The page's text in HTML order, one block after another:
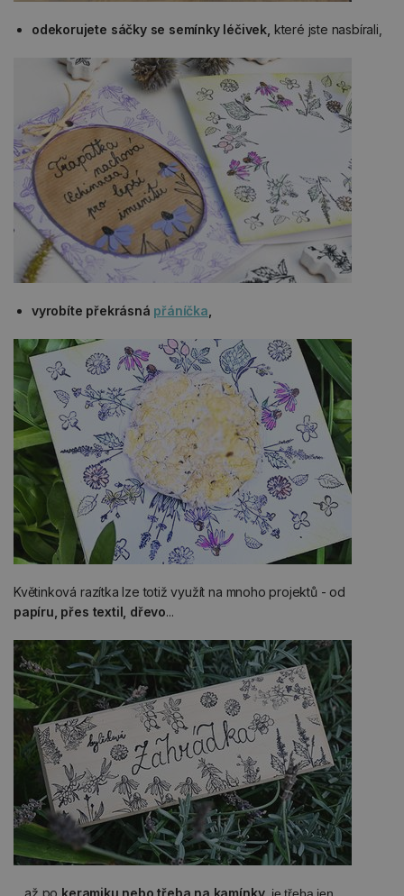
odekorujete sáčky se semínky léčivek, které jste nasbírali,
vyrobíte překrásná přáníčka
Květinková razítka lze totiž využít na mnoho projektů - od
papíru, přes textil, dřevo...